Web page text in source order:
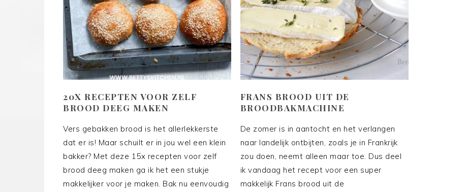
20X RECEPTEN VOOR ZELF
BROOD DEEG MAKEN
Vers gebakken brood is het allerlekkerste
dat er is! Maar schuilt er in jou wel een klein
bakker? Met deze 15x recepten voor zelf
brood deeg maken ga ik het een stukje
makkelijker voor je maken. Bak nu eenvoudig
FRANS BROOD UIT DE
BROODBAKMACHINE
De zomer is in aantocht en het verlangen
naar landelijk ontbijten, zoals je in Frankrijk
zou doen, neemt alleen maar toe. Dus deel
ik vandaag het recept voor een super
makkelijk Frans brood uit de